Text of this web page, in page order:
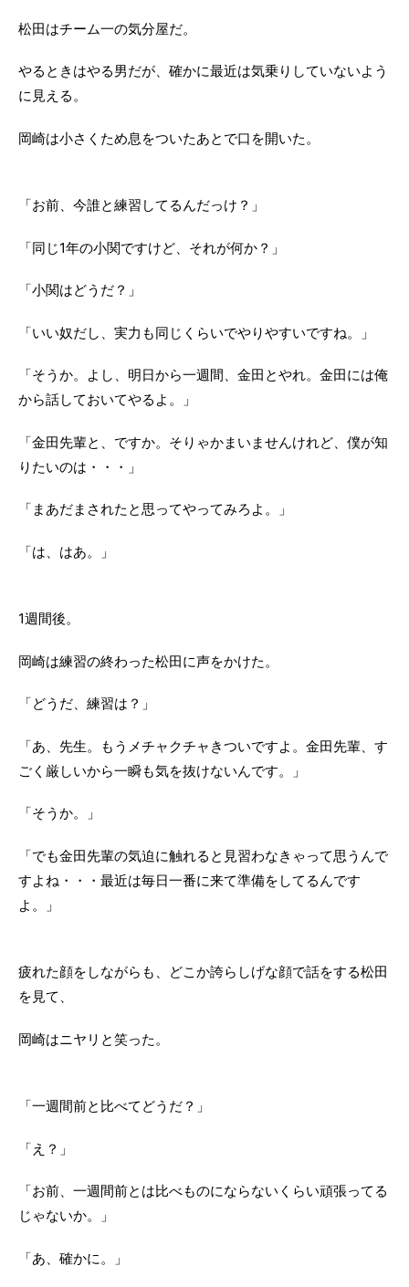
松田はチーム一の気分屋だ。
やるときはやる男だが、確かに最近は気乗りしていないよう
に見える。
岡崎は小さくため息をついたあとで口を開いた。
「お前、今誰と練習してるんだっけ？」
「同じ1年の小関ですけど、それが何か？」
「小関はどうだ？」
「いい奴だし、実力も同じくらいでやりやすいですね。」
「そうか。よし、明日から一週間、金田とやれ。金田には俺
から話しておいてやるよ。」
「金田先輩と、ですか。そりゃかまいませんけれど、僕が知
りたいのは・・・」
「まあだまされたと思ってやってみろよ。」
「は、はあ。」
1週間後。
岡崎は練習の終わった松田に声をかけた。
「どうだ、練習は？」
「あ、先生。もうメチャクチャきついですよ。金田先輩、す
ごく厳しいから一瞬も気を抜けないんです。」
「そうか。」
「でも金田先輩の気迫に触れると見習わなきゃって思うんで
すよね・・・最近は毎日一番に来て準備をしてるんです
よ。」
疲れた顔をしながらも、どこか誇らしげな顔で話をする松田
を見て、
岡崎はニヤリと笑った。
「一週間前と比べてどうだ？」
「え？」
「お前、一週間前とは比べものにならないくらい頑張ってる
じゃないか。」
「あ、確かに。」